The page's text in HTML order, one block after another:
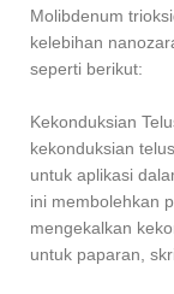
Molibdenum
kelebihan
seperti berikut:
Kekonduksian
kekonduksian
untuk aplikasi
ini membolehkan
mengekalkan
untuk paparan,